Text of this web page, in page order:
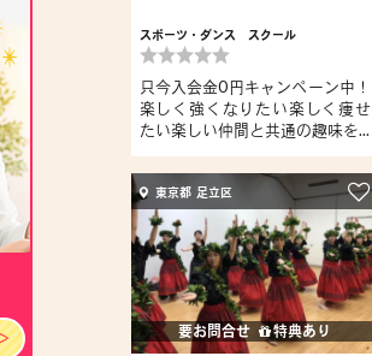
スポーツ・ダンス スクール
只今入会金0円キャンペーン中！
楽しく強くなりたい楽しく痩せ
たい楽しい仲間と共通の趣味を...
東京都 足立区
要お問合せ 特典あり